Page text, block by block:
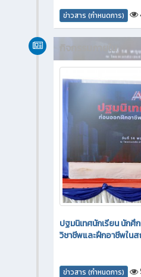
ข่าวสาร (กำหนดการ)
กิจกรรมภายใน
ปฐมนิเทศนักเรียน นัก
วิชาชีพและฝึกอาชีพใน
ข่าวสาร (กำหนดการ)